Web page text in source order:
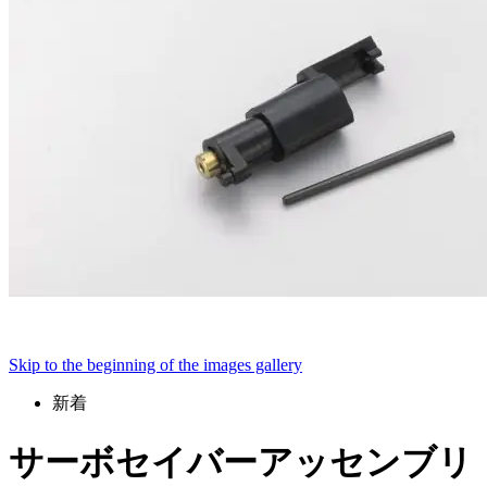
Skip to the beginning of the images gallery
新着
サーボセイバーアッセンブリ